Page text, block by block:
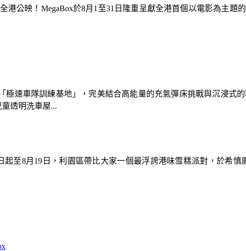
極速車隊訓練基地」，完美結合高能量的充氣彈床挑戰與沉浸式
透明洗車屋...
港公映！MegaBox於8月1至31日隆重呈獻全港首個以電影為主題
至8月19日，利園區帶比大家一個最浮誇港味雪糕派對，於希